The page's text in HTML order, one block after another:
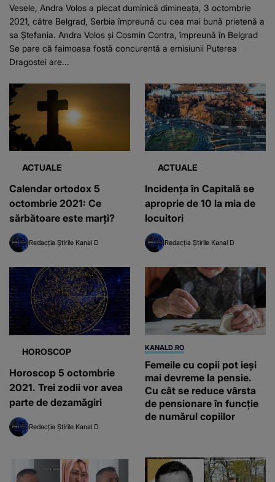
Vesele, Andra Volos a plecat duminică dimineața, 3 octombrie
2021, către Belgrad, Serbia împreună cu cea mai bună prietenă a
sa Ștefania. Andra Volos și Cosmin Contra, împreună în Belgrad
Se pare că faimoasa fostă concurentă a emisiunii Puterea
Dragostei are...
ACTUALE
Calendar ortodox 5
octombrie 2021: Ce
sărbătoare este marţi?
Redacția Știrile Kanal D
ACTUALE
Incidența în Capitală se
aproprie de 10 la mia de
locuitori
Redacția Știrile Kanal D
HOROSCOP
Horoscop 5 octombrie
2021. Trei zodii vor avea
parte de dezamăgiri
Redacția Știrile Kanal D
KANALD.RO
Femeile cu copii pot ieși
mai devreme la pensie.
Cu cât se reduce vârsta
de pensionare în funcție
de numărul copiilor